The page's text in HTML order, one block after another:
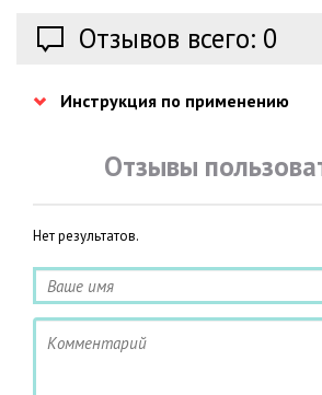
Отзывов всего: 0
Инструкция по применению
Отзывы
Нет результатов.